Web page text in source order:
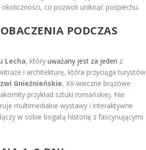
co pozwoli uniknąć pośpiechu.
PODCZAS
Lecha, któryuważany jest za jeden z
i architekturę, która przyciąga turystów
Gnieźnieńskie, XII-wieczne brązowe
przykład sztuki romańskiej. Nie
multimedialne wystawy i interaktywne
w sobie bogatą historię z fascynującymi